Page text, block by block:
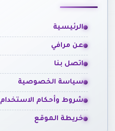
الرئيسية
عن مرافي
اتصل بنا
سياسة الخصوصية
شروط وأحكام الاستخدام
خريطة الموقع